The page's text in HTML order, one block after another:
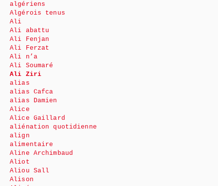
algériens
Algérois tenus
Ali
Ali abattu
Ali Fenjan
Ali Ferzat
Ali n’a
Ali Soumaré
Ali Ziri
alias
alias Cafca
alias Damien
Alice
Alice Gaillard
aliénation quotidienne
align
alimentaire
Aline Archimbaud
Aliot
Aliou Sall
Alison